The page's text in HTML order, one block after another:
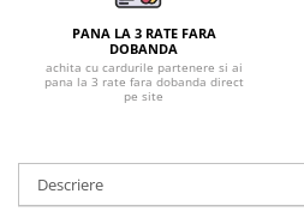
Sorturi impermeabile
Pantaloni de lucru in talie
Pentru sudura
Sorturi
Pentru copii
PANA LA 3 RATE FARA
DOBANDA
achita cu cardurile partenere si ai
pana la 3 rate fara dobanda direct
pe site
Descriere